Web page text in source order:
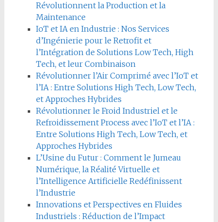
Révolutionnent la Production et la
Maintenance
IoT et IA en Industrie : Nos Services
d’Ingénierie pour le Retrofit et
l’Intégration de Solutions Low Tech, High
Tech, et leur Combinaison
Révolutionner l’Air Comprimé avec l’IoT et
l’IA : Entre Solutions High Tech, Low Tech,
et Approches Hybrides
Révolutionner le Froid Industriel et le
Refroidissement Process avec l’IoT et l’IA :
Entre Solutions High Tech, Low Tech, et
Approches Hybrides
L’Usine du Futur : Comment le Jumeau
Numérique, la Réalité Virtuelle et
l’Intelligence Artificielle Redéfinissent
l’Industrie
Innovations et Perspectives en Fluides
Industriels : Réduction de l’Impact